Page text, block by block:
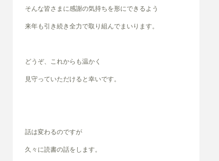
そんな皆さまに感謝の気持ちを形にできるよう
来年も引き続き全力で取り組んでまいります。
どうぞ、これからも温かく
見守っていただけると幸いです。
話は変わるのですが
久々に読書の話をします。